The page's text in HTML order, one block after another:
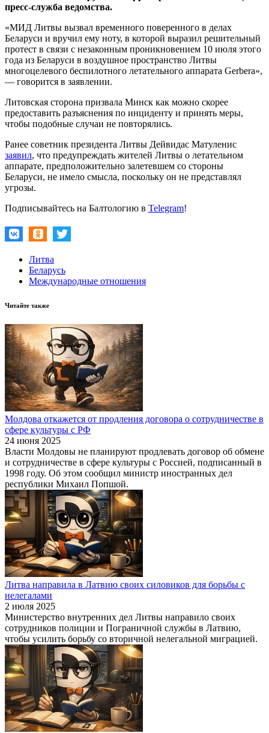
пресс-служба ведомства.
«МИД Литвы вызвал временного поверенного в делах
Беларуси и вручил ему ноту, в которой выразил решительный
протест в связи с незаконным проникновением 10 июля этого
года из Беларуси в воздушное пространство Литвы
многоцелевого беспилотного летательного аппарата Gerbera»,
— говорится в заявлении.
Литовская сторона призвала Минск как можно скорее
предоставить разъяснения по инциденту и принять меры,
чтобы подобные случаи не повторялись.
Ранее советник президента Литвы Дейвидас Матуленис
заявил, что предупреждать жителей Литвы о летательном
аппарате, предположительно залетевшем со стороны
Беларуси, не имело смысла, поскольку он не представлял
угрозы.
Подписывайтесь на Балтологию в Telegram!
Литва
Беларусь
Международные отношения
Читайте также
Молдова откажется от продления договора о сотрудничестве в
сфере культуры с РФ
24 июня 2025
Власти Молдовы не планируют продлевать договор об обмене
и сотрудничестве в сфере культуры с Россией, подписанный в
1998 году. Об этом сообщил министр иностранных дел
республики Михаил Попшой.
Литва направила в Латвию своих силовиков для борьбы с
нелегалами
2 июля 2025
Министерство внутренних дел Литвы направило своих
сотрудников полиции и Пограничной службы в Латвию,
чтобы усилить борьбу со вторичной нелегальной миграцией.